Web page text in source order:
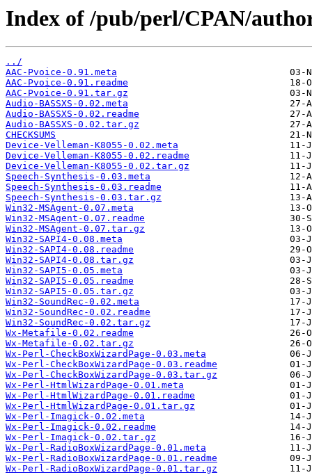
Index of /pub/perl/CPAN/
../
AAC-Pvoice-0.91.meta
AAC-Pvoice-0.91.readme
AAC-Pvoice-0.91.tar.gz
Audio-BASSXS-0.02.meta
Audio-BASSXS-0.02.readme
Audio-BASSXS-0.02.tar.gz
CHECKSUMS
Device-Velleman-K8055-0.02.meta
Device-Velleman-K8055-0.02.readme
Device-Velleman-K8055-0.02.tar.gz
Speech-Synthesis-0.03.meta
Speech-Synthesis-0.03.readme
Speech-Synthesis-0.03.tar.gz
Win32-MSAgent-0.07.meta
Win32-MSAgent-0.07.readme
Win32-MSAgent-0.07.tar.gz
Win32-SAPI4-0.08.meta
Win32-SAPI4-0.08.readme
Win32-SAPI4-0.08.tar.gz
Win32-SAPI5-0.05.meta
Win32-SAPI5-0.05.readme
Win32-SAPI5-0.05.tar.gz
Win32-SoundRec-0.02.meta
Win32-SoundRec-0.02.readme
Win32-SoundRec-0.02.tar.gz
Wx-Metafile-0.02.readme
Wx-Metafile-0.02.tar.gz
Wx-Perl-CheckBoxWizardPage-0.03.meta
Wx-Perl-CheckBoxWizardPage-0.03.readme
Wx-Perl-CheckBoxWizardPage-0.03.tar.gz
Wx-Perl-HtmlWizardPage-0.01.meta
Wx-Perl-HtmlWizardPage-0.01.readme
Wx-Perl-HtmlWizardPage-0.01.tar.gz
Wx-Perl-Imagick-0.02.meta
Wx-Perl-Imagick-0.02.readme
Wx-Perl-Imagick-0.02.tar.gz
Wx-Perl-RadioBoxWizardPage-0.01.meta
Wx-Perl-RadioBoxWizardPage-0.01.readme
Wx-Perl-RadioBoxWizardPage-0.01.tar.gz